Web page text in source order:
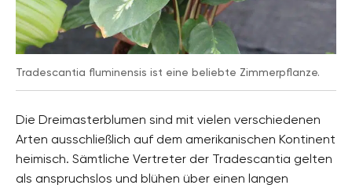
Tradescantia fluminensis ist eine beliebte Zimmerpflanze.
Die Dreimasterblumen sind mit vielen verschiedenen
Arten ausschließlich auf dem amerikanischen Kontinent
heimisch. Sämtliche Vertreter der Tradescantia gelten
als anspruchslos und blühen über einen langen